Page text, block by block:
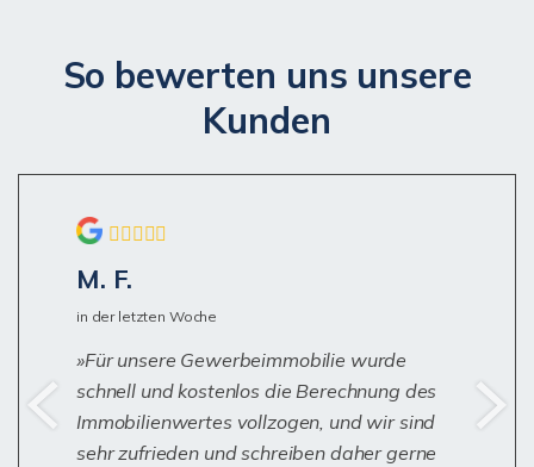
So bewerten uns unsere
Kunden
M. F.
in der letzten Woche
Für unsere Gewerbeimmobilie wurde
schnell und kostenlos die Berechnung des
Immobilienwertes vollzogen, und wir sind
sehr zufrieden und schreiben daher gerne